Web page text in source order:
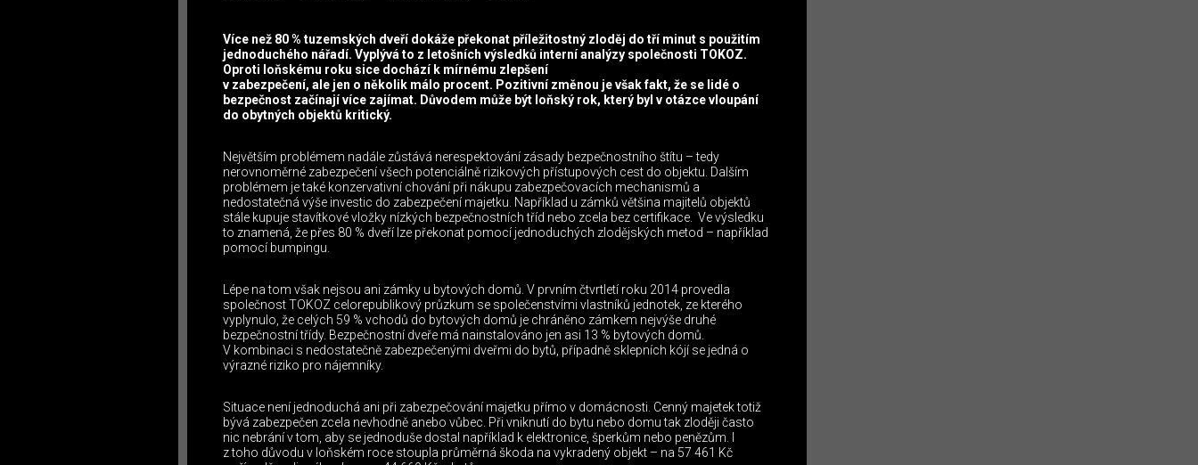
Více než 80 % tuzemských dveří dokáže překonat příležitostný zloděj do tří minut s použitím
jednoduchého nářadí. Vyplývá to z letošních výsledků interní analýzy společnosti TOKOZ.
Oproti loňskému roku sice dochází k mírnému zlepšení
v zabezpečení, ale jen o několik málo procent. Pozitivní změnou je však fakt, že se lidé o
bezpečnost začínají více zajímat. Důvodem může být loňský rok, který byl v otázce vloupání
do obytných objektů kritický.
Největším problémem nadále zůstává nerespektování zásady bezpečnostního štítu – tedy
nerovnoměrné zabezpečení všech potenciálně rizikových přístupových cest do objektu. Dalším
problémem je také konzervativní chování při nákupu zabezpečovacích mechanismů a
nedostatečná výše investic do zabezpečení majetku. Například u zámků většina majitelů objektů
stále kupuje stavítkové vložky nízkých bezpečnostních tříd nebo zcela bez certifikace. Ve výsledku
to znamená, že přes 80 % dveří lze překonat pomocí jednoduchých zlodějských metod – například
pomocí bumpingu.
Lépe na tom však nejsou ani zámky u bytových domů. V prvním čtvrtletí roku 2014 provedla
společnost TOKOZ celorepublikový průzkum se společenstvími vlastníků jednotek, ze kterého
vyplynulo, že celých 59 % vchodů do bytových domů je chráněno zámkem nejvýše druhé
bezpečnostní třídy. Bezpečnostní dveře má nainstalováno jen asi 13 % bytových domů.
V kombinaci s nedostatečně zabezpečenými dveřmi do bytů, případně sklepních kójí se jedná o
výrazné riziko pro nájemníky.
Situace není jednoduchá ani při zabezpečování majetku přímo v domácnosti. Cenný majetek totiž
bývá zabezpečen zcela nevhodně anebo vůbec. Při vniknutí do bytu nebo domu tak zloději často
nic nebrání v tom, aby se jednoduše dostal například k elektronice, šperkům nebo penězům. I
z toho důvodu v loňském roce stoupla průměrná škoda na vykradený objekt – na 57 461 Kč